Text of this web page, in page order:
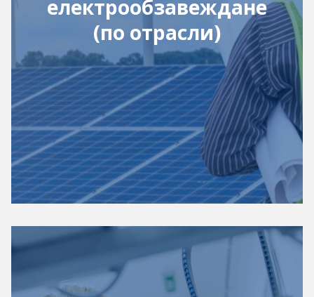
електрообзавеждане
(по отрасли)